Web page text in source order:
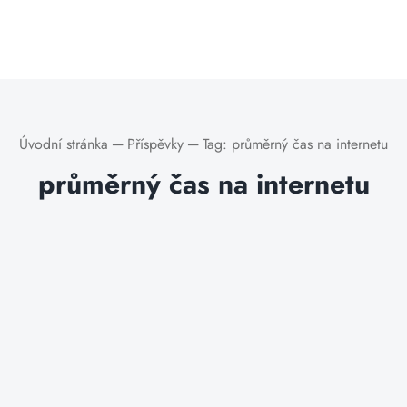
Úvodní stránka ─ Příspěvky ─ Tag: průměrný čas na internetu
průměrný čas na internetu